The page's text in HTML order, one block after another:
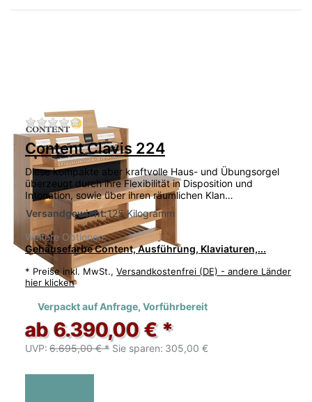
Zu diesem Produkt liegen noch keine
Content Clavis 224
Diese kompakte aber kraftvolle Haus- und Übungsorgel
überzeugt durch ihre Flexibilität in Disposition und
Intonation, sowie über ihren räumlichen Klan…
Versandgewicht:125 Kilogramm
Weitere Optionen:
Gehäusefarbe Content, Ausführung, Klaviaturen,...
* Preise inkl. MwSt., Versandkostenfrei (DE) - andere Länder
hier klicken
Verpackt auf Anfrage, Vorführbereit
ab 6.390,00 € *
UVP: 6.695,00 € * Sie sparen: 305,00 €